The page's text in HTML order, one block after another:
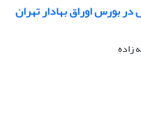
بورس اوراق بهادار تهران
زاده